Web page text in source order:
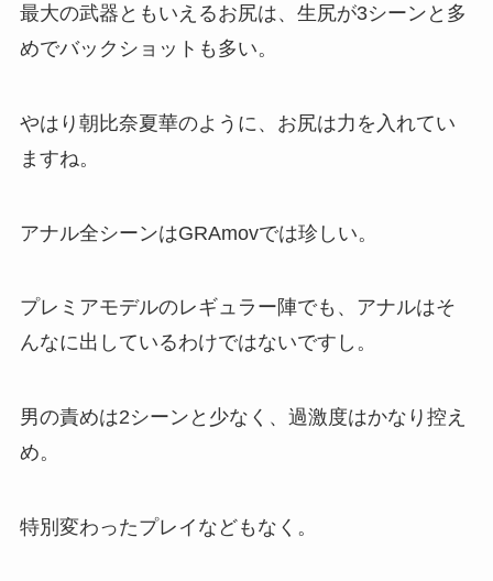
最大の武器ともいえるお尻は、生尻が3シーンと多
めでバックショットも多い。
やはり朝比奈夏華のように、お尻は力を入れてい
ますね。
アナル全シーンはGRAmovでは珍しい。
プレミアモデルのレギュラー陣でも、アナルはそ
んなに出しているわけではないですし。
男の責めは2シーンと少なく、過激度はかなり控え
め。
特別変わったプレイなどもなく。